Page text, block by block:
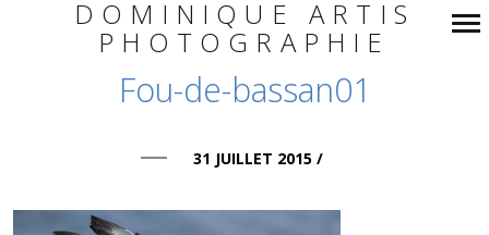
Navigation
principale
DOMINIQUE ARTIS
PHOTOGRAPHIE
Fou-de-bassan01
31 JUILLET 2015/